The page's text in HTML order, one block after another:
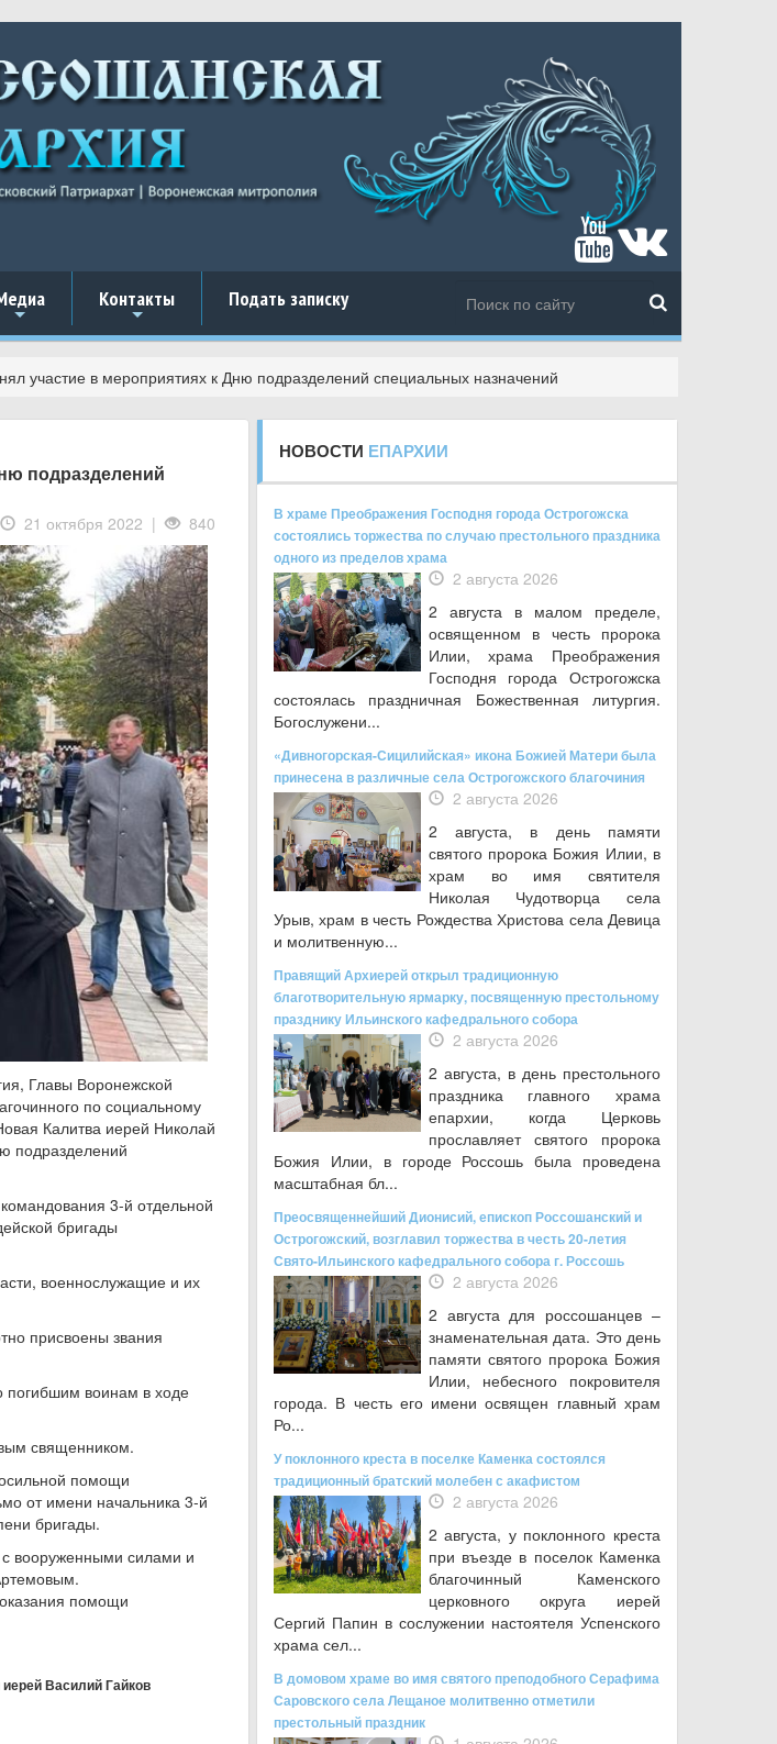
+ +
Контакты Подать записку
участие в мероприятиях к Дню подразделений специальных назначений
подразделений
21 октября 2022 | 840
Главы Воронежской
по социальному
Калитва иерей Николай
подразделений
3-й отдельной
бригады
военнослужащие и их
присвоены звания
погибшим воинам в ходе
священником.
помощи
от имени начальника 3-й
бригады.
вооруженными силами и
помощи
Василий Гайков
НОВОСТИ ЕПАРХИИ
В храме Преображения Господня города Острогожска
состоялись торжества по случаю престольного праздника
одного из пределов храма
2 августа 2026
2 августа в малом пределе,
освященном в честь пророка
Илии, храма Преображения
Господня города Острогожска
состоялась праздничная Божественная литургия.
Богослужени...
«Дивногорская-Сицилийская» икона Божией Матери была
принесена в различные села Острогожского благочиния
2 августа 2026
2 августа, в день памяти
святого пророка Божия Илии, в
храм во имя святителя
Николая Чудотворца села
Урыв, храм в честь Рождества Христова села Девица
и молитвенную...
Правящий Архиерей открыл традиционную
благотворительную ярмарку, посвященную престольному
празднику Ильинского кафедрального собора
2 августа 2026
2 августа, в день престольного
праздника главного храма
епархии, когда Церковь
прославляет святого пророка
Божия Илии, в городе Россошь была проведена
масштабная бл...
Преосвященнейший Дионисий, епископ Россошанский и
Острогожский, возглавил торжества в честь 20-летия
Свято-Ильинского кафедрального собора г. Россошь
2 августа 2026
2 августа для россошанцев –
знаменательная дата. Это день
памяти святого пророка Божия
Илии, небесного покровителя
города. В честь его имени освящен главный храм
Ро...
У поклонного креста в поселке Каменка состоялся
традиционный братский молебен с акафистом
2 августа 2026
2 августа, у поклонного креста
при въезде в поселок Каменка
благочинный Каменского
церковного округа иерей
Сергий Папин в сослужении настоятеля Успенского
храма сел...
В домовом храме во имя святого преподобного Серафима
Саровского села Лещаное молитвенно отметили
престольный праздник